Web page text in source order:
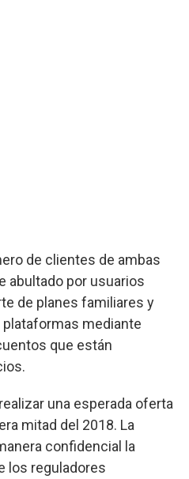
de clientes de ambas
abultado por usuarios
de planes familiares y
mediante
que están
una esperada oferta
mitad del 2018. La
confidencial la
los reguladores